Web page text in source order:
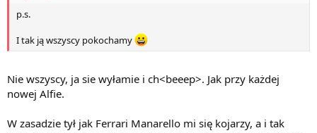
p.s.
I tak ją wszyscy pokochamy
Nie wszyscy, ja sie wyłamie i ch<beeep>. Jak przy każdej
nowej Alfie.
W zasadzie tył jak Ferrari Manarello mi się kojarzy, a i tak